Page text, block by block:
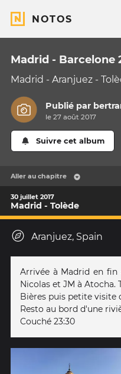
NOTOS
Madrid - Barcelone
Madrid - Aranjuez -
Publié par
le 27 août 2017
Suivre cet album
Aller au chapitre
30 juillet 2017
Madrid - Tolède
Aranjuez, Spain
Arrivée à Madrid en fin
Nicolas et JM à Atocha.
Bières puis petite visite
Resto au bord d'une
Couché 23:30